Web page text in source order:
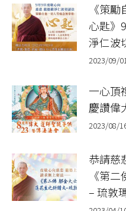
《策
心匙》
淨仁波
2023/09/
一心頂
慶讚偉
2023/08/
恭請慈
《第
– 琉敦